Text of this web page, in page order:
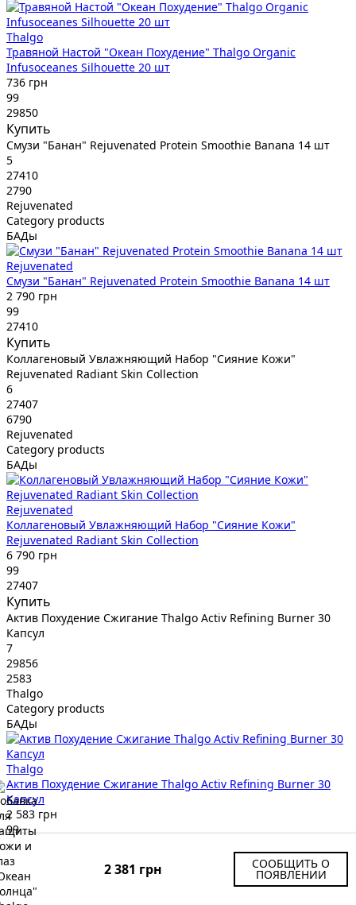
2 381 грн СООБЩИТЬ О
ПОЯВЛЕНИИ
Thalgo
Травяной Настой "Океан Похудение" Thalgo Organic
Infusoceanes Silhouette 20 шт
736 грн
99
29850
Купить
Смузи "Банан" Rejuvenated Protein Smoothie Banana 14 шт
5
27410
2790
Rejuvenated
Category products
БАДы
Rejuvenated
Смузи "Банан" Rejuvenated Protein Smoothie Banana 14 шт
2 790 грн
99
27410
Купить
Коллагеновый Увлажняющий Набор "Сияние Кожи"
Rejuvenated Radiant Skin Collection
6
27407
6790
Rejuvenated
Category products
БАДы
Rejuvenated
Коллагеновый Увлажняющий Набор "Сияние Кожи"
Rejuvenated Radiant Skin Collection
6 790 грн
99
27407
Купить
Актив Похудение Сжигание Thalgo Activ Refining Burner 30
Капсул
7
29856
2583
Thalgo
Category products
БАДы
Thalgo
Актив Похудение Сжигание Thalgo Activ Refining Burner 30
Капсул
2 583 грн
99
29856
Купить
Иммунный Комплекс с Пре- и Пробиотиками Rejuvenated
Immune Complex 30 Капсул